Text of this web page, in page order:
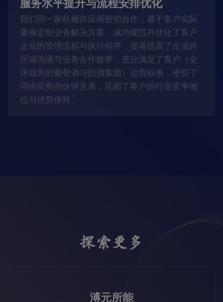
服务水平提升与流程安排优化
我们同一家机械供应商密切合作，基于客户实际
量身定制业务解决方案，成功规范并优化了客户
企业的管理流程与执行程序，显著提高了企业跨
区域沟通与业务合作效率，充分满足了客户（全
球领先的葡萄酒与烈酒集团）运营标准，密切了
同供应商的伙伴关系，巩固了客户的行业竞争地
位与优势保持。
探索更多
溥元所能